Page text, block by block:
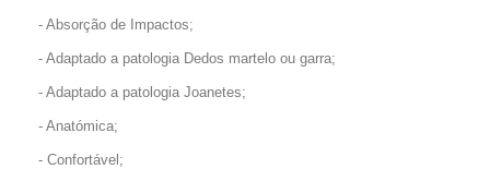
- Absorção de Impactos;
- Adaptado a patologia Dedos martelo ou garra;
- Adaptado a patologia Joanetes;
- Anatómica;
- Confortável;